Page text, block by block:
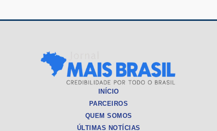
INÍCIO
PARCEIROS
QUEM SOMOS
ÚLTIMAS NOTÍCIAS